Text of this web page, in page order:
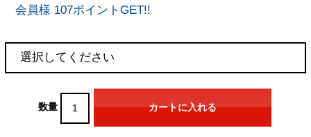
会員様 107ポイントGET!!
数量